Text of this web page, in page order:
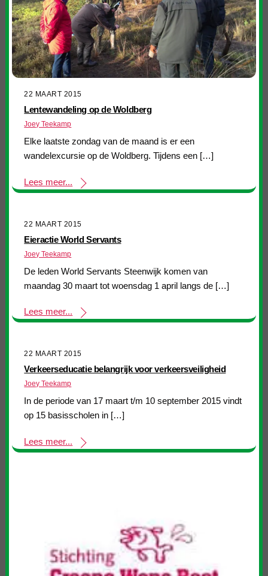
22 MAART 2015
Lentewandeling op de Woldberg
Joey Teekamp
Elke laatste zondag van de maand is er een
wandelexcursie op de Woldberg. Tijdens een […]
Lees meer...
22 MAART 2015
Eieractie World Servants
Joey Teekamp
De leden World Servants Steenwijk komen van
maandag 30 maart tot woensdag 1 april langs de […]
Lees meer...
22 MAART 2015
Verkeerseducatie belangrijk voor verkeersveiligheid
Joey Teekamp
In de periode van 17 maart t/m 10 september 2015 vindt
op 15 basisscholen in […]
Lees meer...